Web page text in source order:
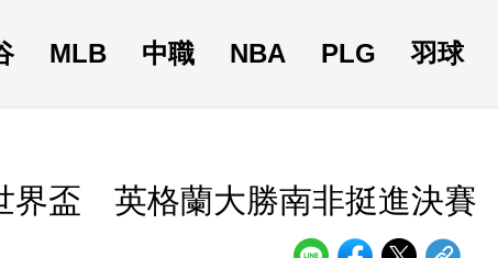
MLB 中職 NBA PLG 羽球
界盃 英格蘭大勝南非挺進決賽